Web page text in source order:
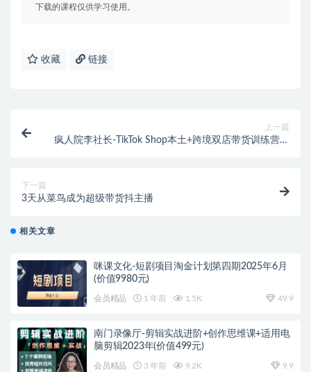
下载的课程仅供学习使用。
收藏 链接
上一篇
疯人院李社长-TikTok Shop本土+跨境双店带货训练营第
下一篇
3天从菜鸟成为超级带货抖主播
相关文章
咪课文化-短剧项目淘金计划第四期2025年6月
(价值9980元)
会员精品 1 年前 1.5K 49.9
南门录像厅-剪辑实战进阶+创作思维课+适用电
脑剪辑2023年(价值499元)
会员精品 3 年前 9.2K 9.9